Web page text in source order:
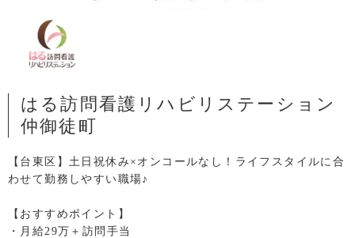
はる訪問看護リハビリステーション
仲御徒町
【台東区】土日祝休み×オンコールなし！ライフスタイルに合
わせて勤務しやすい職場♪
【おすすめポイント】
・月給29万＋訪問手当